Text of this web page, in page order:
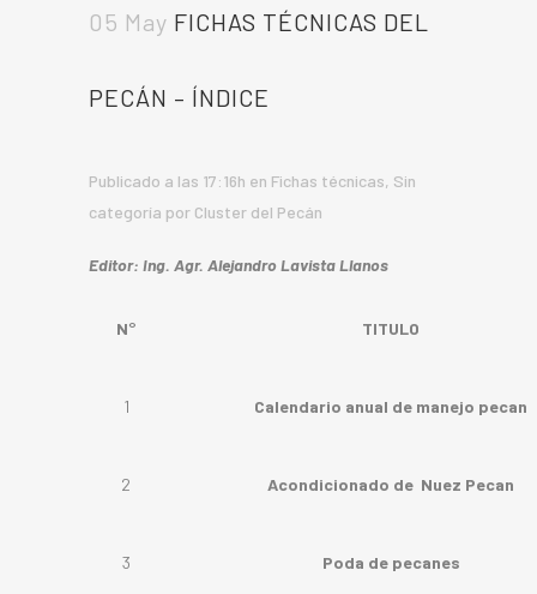
05 May FICHAS TÉCNICAS DEL
PECÁN – ÍNDICE
Publicado a las 17:16h en Fichas técnicas, Sin
categoría por Cluster del Pecán
Editor: Ing. Agr. Alejandro Lavista Llanos
N° TITULO
1 Calendario anual de manejo pecan
2 Acondicionado de Nuez Pecan
3 Poda de pecanes